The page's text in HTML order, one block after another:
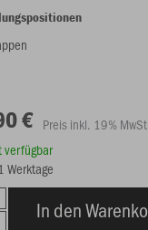
€ Preis inkl. 19%
verfügbar
Werktage
In den